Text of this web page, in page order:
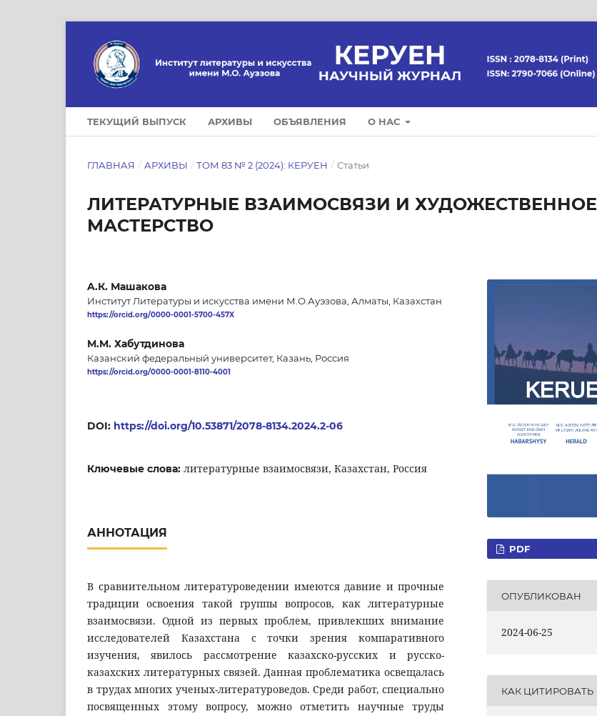
ТЕКУЩИЙ ВЫПУСК АРХИВЫ ОБЪЯВЛЕНИЯ О НАС
ГЛАВНАЯ / АРХИВЫ / ТОМ 83 № 2 (2024): КЕРУЕН / Статьи
ЛИТЕРАТУРНЫЕ ВЗАИМОСВЯЗИ И ХУДОЖЕСТВЕННОЕ
МАСТЕРСТВО
A.К. Машакова
Институт Литературы и искусства имени М.О.Ауэзова, Алматы, Казахстан
https://orcid.org/0000-0001-5700-457X
M.M. Хабутдинова
Казанский федеральный университет, Казань, Россия
https://orcid.org/0000-0001-8110-4001
DOI: https://doi.org/10.53871/2078-8134.2024.2-06
Ключевые слова: литературные взаимосвязи, Казахстан, Россия
АННОТАЦИЯ
В сравнительном литературоведении имеются давние и прочные
традиции освоения такой группы вопросов, как литературные
взаимосвязи. Одной из первых проблем, привлекших внимание
исследователей Казахстана с точки зрения компаративного
изучения, явилось рассмотрение казахско-русских и русско-
казахских литературных связей. Данная проблематика освещалась
в трудах многих ученых-литературоведов. Среди работ, специально
посвященных этому вопросу, можно отметить научные труды
PDF
ОПУБЛИКОВАН
2024-06-25
КАК ЦИТИРОВАТЬ